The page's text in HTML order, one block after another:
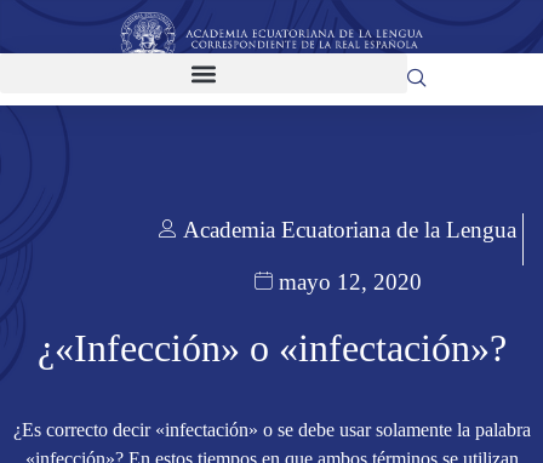
Academia Ecuatoriana de la Lengua
mayo 12, 2020
¿«Infección» o «infectación»?
¿Es correcto decir «infectación» o se debe usar solamente la palabra